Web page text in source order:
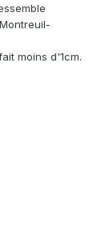
moins d'1cm.